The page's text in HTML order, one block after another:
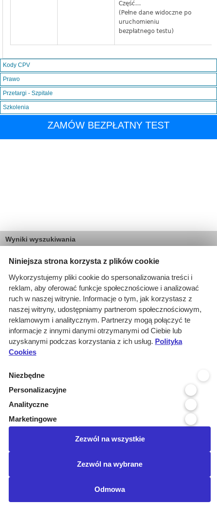
Część...
(Pełne dane widoczne po
uruchomieniu
bezpłatnego testu)
Kody CPV
Prawo
Przetargi - Szpitale
Szkolenia
ZAMÓW BEZPŁATNY TEST
Wyniki wyszukiwania
3 informacji dla:
Branże: Laboratoria
Miejscowość organizatora: Tuch...
Branże: Windy i dźwigi
Kraj realizacji: POLSKA
wyczyść
Województwo organizatora
Posiadamy certyfikat:
Niniejsza strona korzysta z plików cookie
Wykorzystujemy pliki cookie do spersonalizowania treści i
reklam, aby oferować funkcje społecznościowe i analizować
ruch w naszej witrynie. Informacje o tym, jak korzystasz z
naszej witryny, udostępniamy partnerom społecznościowym,
reklamowym i analitycznym. Partnerzy mogą połączyć te
informacje z innymi danymi otrzymanymi od Ciebie lub
uzyskanymi podczas korzystania z ich usług. Polityka
Cookies
Niezbędne
Personalizacyjne
Analityczne
Marketingowe
Zezwól na wszystkie
Zezwól na wybrane
Odmowa